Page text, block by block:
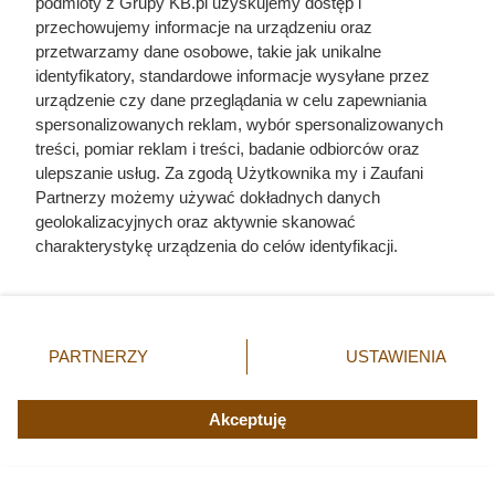
kobieta musiała zrobić to chociaż raz w życiu
Uwięził żonę i dzieci, porywał młode dziewczyny.
Co się działo w zamku polskiego magnata
przechowujemy informacje na urządzeniu oraz
przetwarzamy dane osobowe, takie jak unikalne
identyfikatory, standardowe informacje wysyłane przez
urządzenie czy dane przeglądania w celu zapewniania
spersonalizowanych reklam, wybór spersonalizowanych
treści, pomiar reklam i treści, badanie odbiorców oraz
ulepszanie usług. Za zgodą Użytkownika my i Zaufani
Partnerzy możemy używać dokładnych danych
geolokalizacyjnych oraz aktywnie skanować
charakterystykę urządzenia do celów identyfikacji.
zmienić/wycofać klikając przycisk ustawień prywatności
znajdujący się w lewym dolnym rogu strony. Niektóre
użytkownika, ale masz prawo sprzeciwić się takiemu
przetwarzaniu. Preferencje będą miały zastosowania tylko
PARTNERZY USTAWIENIA
Akceptuję